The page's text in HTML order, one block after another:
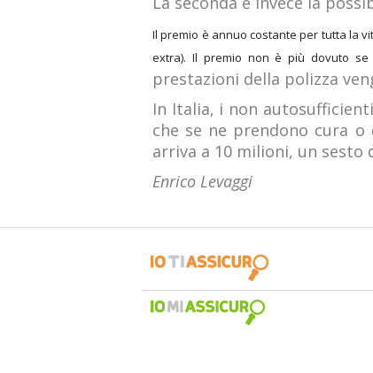
Il premio è annuo costante per tutta la
extra). Il premio non è più dovuto
prestazioni della polizza
In Italia, i non
che se ne prendono cura
arriva a 10 milioni, un sesto
Enrico Levaggi